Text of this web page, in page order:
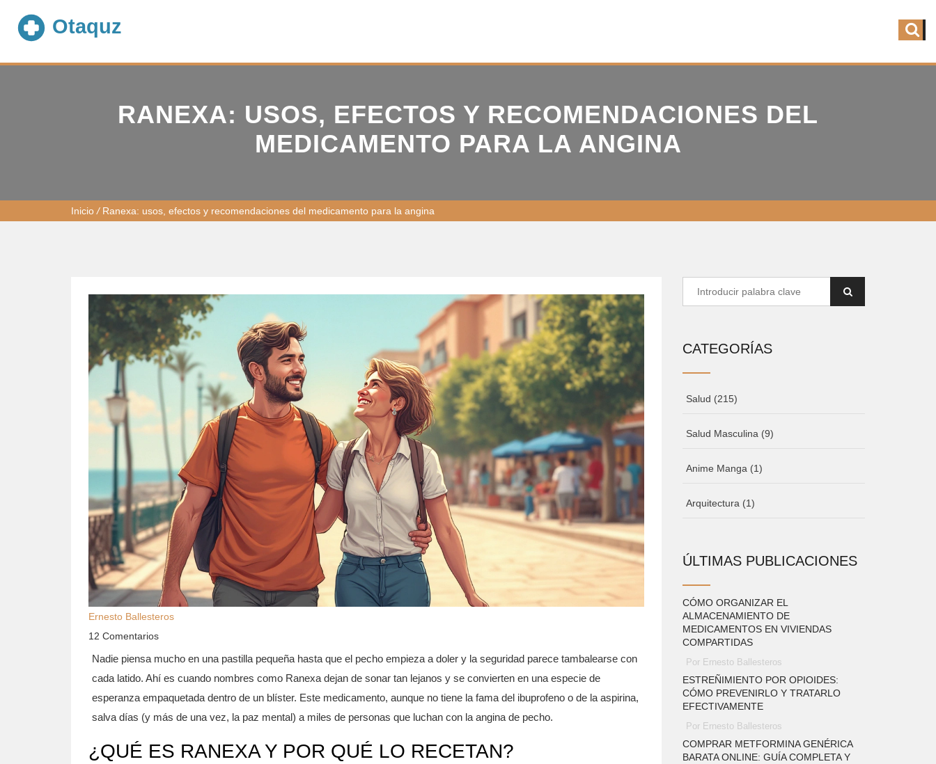
RANEXA: USOS, EFECTOS Y RECOMENDACIONES DEL
MEDICAMENTO PARA LA ANGINA
Inicio / Ranexa: usos, efectos y recomendaciones del medicamento para la angina
Ernesto Ballesteros
12 Comentarios
Nadie piensa mucho en una pastilla pequeña hasta que el pecho empieza a doler y la seguridad parece tambalearse con
cada latido. Ahí es cuando nombres como Ranexa dejan de sonar tan lejanos y se convierten en una especie de
esperanza empaquetada dentro de un blíster. Este medicamento, aunque no tiene la fama del ibuprofeno o de la aspirina,
salva días (y más de una vez, la paz mental) a miles de personas que luchan con la angina de pecho.
¿QUÉ ES RANEXA Y POR QUÉ LO RECETAN?
CATEGORÍAS
Salud (215)
Salud Masculina (9)
Anime Manga (1)
Arquitectura (1)
ÚLTIMAS PUBLICACIONES
CÓMO ORGANIZAR EL
ALMACENAMIENTO DE
MEDICAMENTOS EN VIVIENDAS
COMPARTIDAS
Por Ernesto Ballesteros
ESTREÑIMIENTO POR OPIOIDES:
CÓMO PREVENIRLO Y TRATARLO
EFECTIVAMENTE
Por Ernesto Ballesteros
COMPRAR METFORMINA GENÉRICA
BARATA ONLINE: GUÍA COMPLETA Y